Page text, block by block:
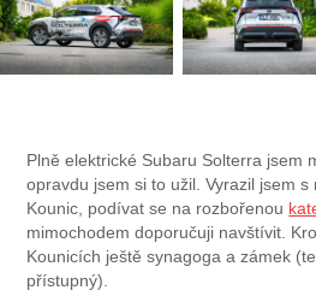
Plně elektrické Subaru Solterra jsem
opravdu jsem si to užil. Vyrazil jsem
Kounic, podívat se na rozbořenou
mimochodem doporučuji navštívit.
Kounicích ještě synagoga a zámek
přístupný).